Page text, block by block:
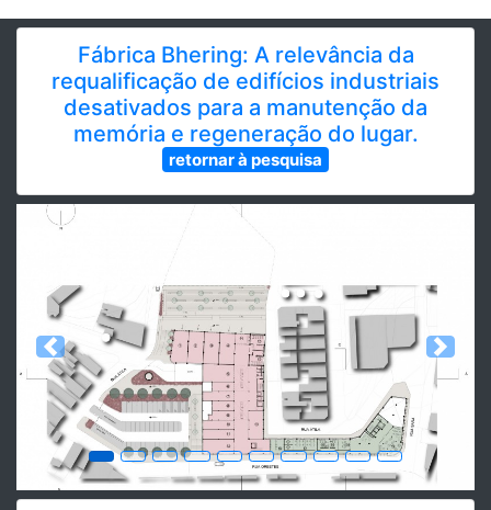
Fábrica Bhering: A relevância da
requalificação de edifícios industriais
desativados para a manutenção da
memória e regeneração do lugar.
retornar à pesquisa
Previous Next